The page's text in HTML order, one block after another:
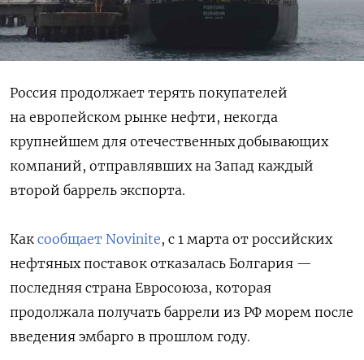
Россия продолжает терять покупателей
на европейском рынке нефти, некогда
крупнейшем для отечественных добывающих
компаний, отправлявших на Запад каждый
второй баррель экспорта.
Как сообщает Novinite, с 1 марта от российских
нефтяных поставок отказалась Болгария —
последняя страна Евросоюза, которая
продолжала получать баррели из РФ морем после
введения эмбарго в прошлом году.